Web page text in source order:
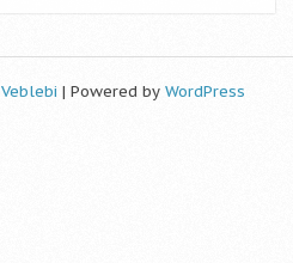
Veblebi | Powered by WordPress